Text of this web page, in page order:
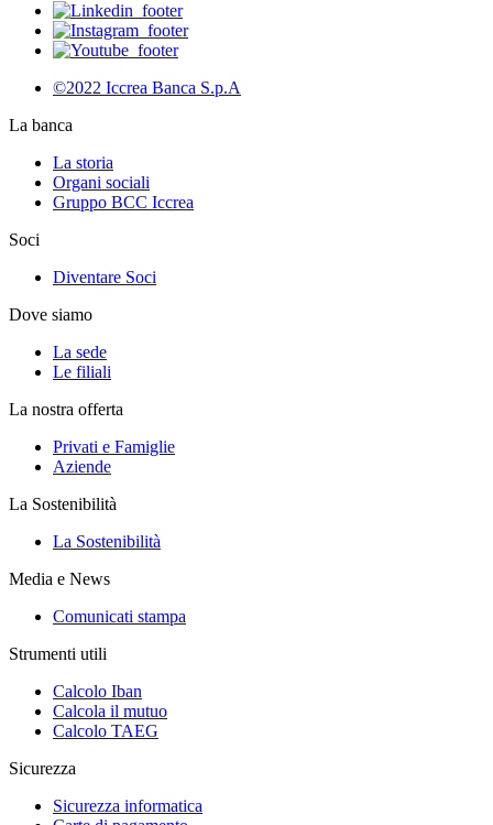
©2022 Iccrea Banca S.p.A
La banca
La storia
Organi sociali
Gruppo BCC Iccrea
Soci
Diventare Soci
Dove siamo
La sede
Le filiali
La nostra offerta
Privati e Famiglie
Aziende
La Sostenibilità
La Sostenibilità
Media e News
Comunicati stampa
Strumenti utili
Calcolo Iban
Calcola il mutuo
Calcolo TAEG
Sicurezza
Sicurezza informatica